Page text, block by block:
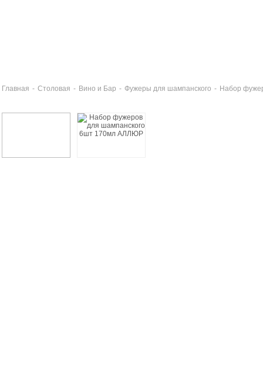
Главная - Столовая - Вино и Бар - Фужеры для шампанского - Набор